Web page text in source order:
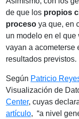
de que los propios
proceso ya que, en
un modelo en el
vayan a acometerse
resultados previstos.
Según Patricio
Visualización de
Center, cuyas
artículo, “a nivel